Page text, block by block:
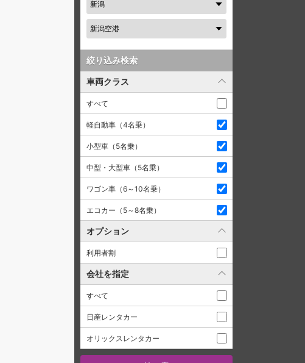
絞り込み検索
車両クラス
すべて
軽自動車（4名乗）
小型車（5名乗）
中型・大型車（5名乗）
ワゴン車（6～10名乗）
エコカー（5～8名乗）
オプション
利用者割
会社を指定
すべて
日産レンタカー
オリックスレンタカー